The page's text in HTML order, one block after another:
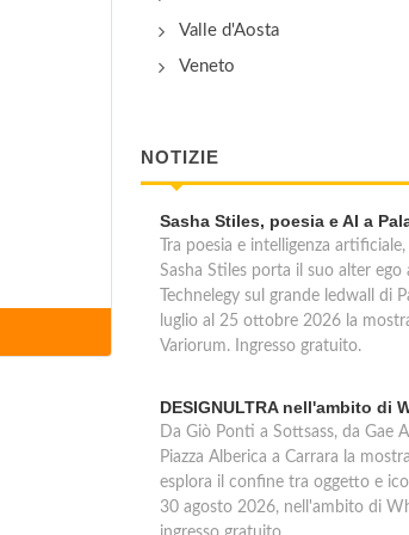
Valle d'Aosta
Veneto
NOTIZIE
Sasha Stiles, poesia e AI a
Tra poesia e intelligenza
Sasha Stiles porta il suo alter ego
Technelegy sul grande ledwall di
luglio al 25 ottobre 2026 la
Variorum. Ingresso gratuito.
DESIGNULTRA nell'ambito di
Da Giò Ponti a Sottsass, da Gae
Piazza Alberica a Carrara la
esplora il confine tra oggetto e
30 agosto 2026, nell'ambito di